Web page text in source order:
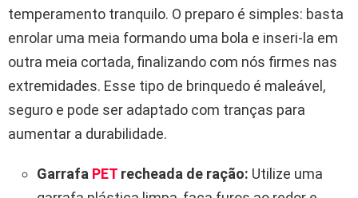
temperamento tranquilo. O preparo é simples: basta
enrolar uma meia formando uma bola e inseri-la em
outra meia cortada, finalizando com nós firmes nas
extremidades. Esse tipo de brinquedo é maleável,
seguro e pode ser adaptado com tranças para
aumentar a durabilidade.
Garrafa PET recheada de ração: Utilize uma